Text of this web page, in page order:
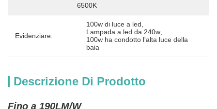
6500K
Evidenziare:
100w di luce a led
Lampada a led da 240w
100w ha condotto l'alta luce della
baia
Descrizione Di Prodotto
Fino a 190LM/W